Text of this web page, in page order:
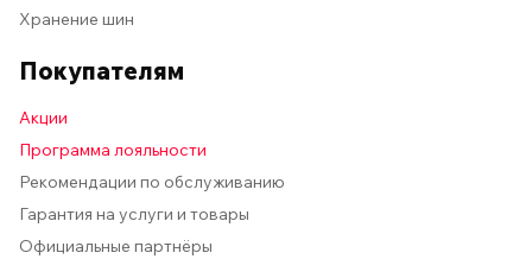
Хранение шин
Покупателям
Акции
Программа лояльности
Рекомендации по обслуживанию
Гарантия на услуги и товары
Официальные партнёры